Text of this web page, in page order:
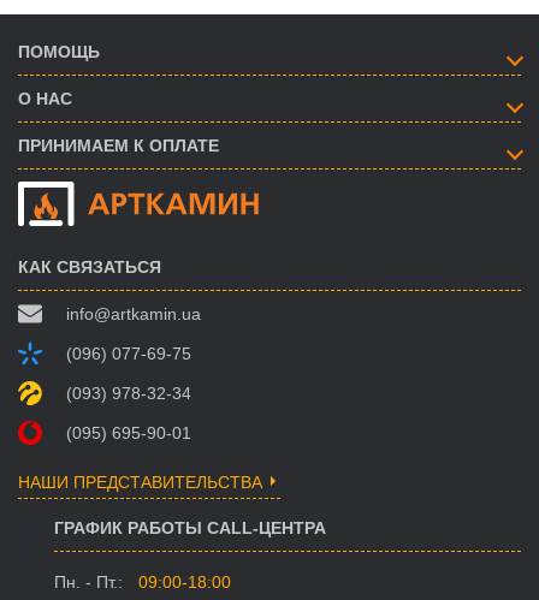
ПОМОЩЬ
О НАС
ПРИНИМАЕМ К ОПЛАТЕ
КАК СВЯЗАТЬСЯ
info@artkamin.ua
(096) 077-69-75
(093) 978-32-34
(095) 695-90-01
НАШИ ПРЕДСТАВИТЕЛЬСТВА
ГРАФИК РАБОТЫ CALL-ЦЕНТРА
Пн. - Пт.:
09:00-18:00